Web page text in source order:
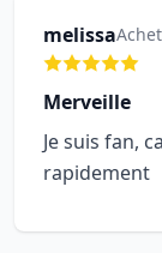
melissa
Merveille
Je suis fan,
rapidement